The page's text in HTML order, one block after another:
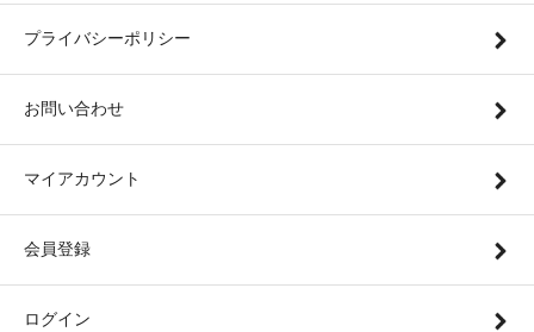
プライバシーポリシー
お問い合わせ
マイアカウント
会員登録
ログイン